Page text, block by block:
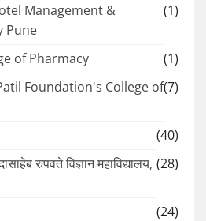
Management &
Pune
(1)
of Pharmacy
(1)
Foundation's College of(7)
(40)
रुपवते विज्ञान महाविद्यालय, (28)
(24)